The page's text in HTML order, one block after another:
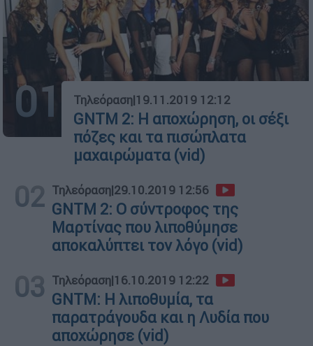
01 Τηλεόραση|19.11.2019 12:12
GNTM 2: Η αποχώρηση, οι σέξι
πόζες και τα πισώπλατα
μαχαιρώματα (vid)
02 Τηλεόραση|29.10.2019 12:56
GNTM 2: Ο σύντροφος της
Μαρτίνας που λιποθύμησε
αποκαλύπτει τον λόγο (vid)
03 Τηλεόραση|16.10.2019 12:22
GNTM: Η λιποθυμία, τα
παρατράγουδα και η Λυδία που
αποχώρησε (vid)